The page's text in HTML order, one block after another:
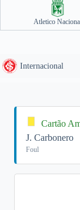
Atletico
Internacional
Cartão
J. Carbonero
Foul